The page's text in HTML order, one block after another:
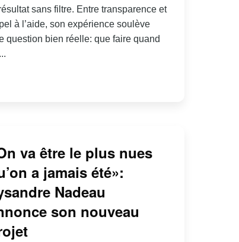
sans filtre. Entre transparence et
à l’aide, son expérience soulève
question bien réelle: que faire quand
va être le plus nues
a jamais été»:
Nadeau
son nouveau